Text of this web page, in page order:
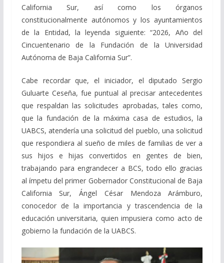
California Sur, así como los órganos
constitucionalmente autónomos y los ayuntamientos
de la Entidad, la leyenda siguiente: “2026, Año del
Cincuentenario de la Fundación de la Universidad
Autónoma de Baja California Sur”.
Cabe recordar que, el iniciador, el diputado Sergio
Guluarte Ceseña, fue puntual al precisar antecedentes
que respaldan las solicitudes aprobadas, tales como,
que la fundación de la máxima casa de estudios, la
UABCS, atendería una solicitud del pueblo, una solicitud
que respondiera al sueño de miles de familias de ver a
sus hijos e hijas convertidos en gentes de bien,
trabajando para engrandecer a BCS, todo ello gracias
al ímpetu del primer Gobernador Constitucional de Baja
California Sur, Ángel César Mendoza Arámburo,
conocedor de la importancia y trascendencia de la
educación universitaria, quien impusiera como acto de
gobierno la fundación de la UABCS.